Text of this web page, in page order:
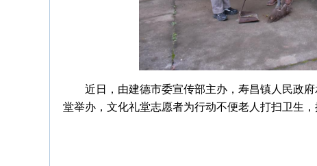
近日，由建德市委宣传部主办，寿昌镇人民政
堂举办，文化礼堂志愿者为行动不便老人打扫卫生